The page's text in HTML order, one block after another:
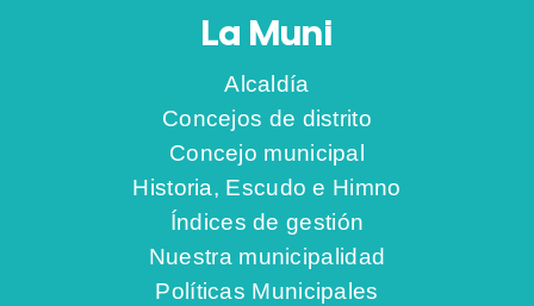
La Muni
Alcaldía
Concejos de distrito
Concejo municipal
Historia, Escudo e Himno
Índices de gestión
Nuestra municipalidad
Políticas Municipales